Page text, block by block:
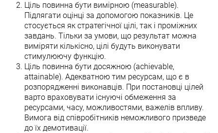
Ціль повинна бути вимірною (measurable).
Підлягати оцінці за допомогою показників. Це
стосується як стратегічної цілі, так і проміжних
завдань. Тільки за умови, що результат можна
виміряти кількісно, цілі будуть виконувати
стимулюючу функцію.
Ціль повинна бути досяжною (achievable,
attainable). Адекватною тим ресурсам, що є в
розпорядженні виконавців. При постановці цілей
варто враховувати існуючі обмеження за
ресурсами, часу, можливостями, важелів впливу.
Вимога від співробітників неможливого призведе
до їх демотивації.